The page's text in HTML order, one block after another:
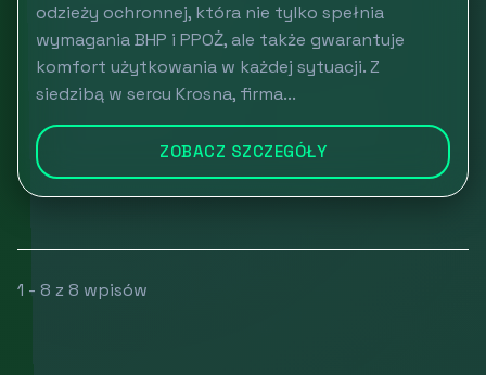
odzieży ochronnej, która nie tylko spełnia
wymagania BHP i PPOŻ, ale także gwarantuje
komfort użytkowania w każdej sytuacji. Z
siedzibą w sercu Krosna, firma...
ZOBACZ SZCZEGÓŁY
1 - 8 z 8 wpisów